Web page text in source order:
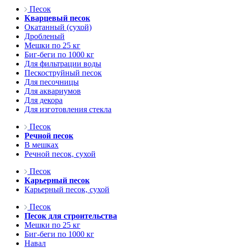
Песок
Кварцевый песок
Окатанный (сухой)
Дробленый
Мешки по 25 кг
Биг-беги по 1000 кг
Для фильтрации воды
Пескоструйный песок
Для песочницы
Для аквариумов
Для декора
Для изготовления стекла
Песок
Речной песок
В мешках
Речной песок, сухой
Песок
Карьерный песок
Карьерный песок, сухой
Песок
Песок для строительства
Мешки по 25 кг
Биг-беги по 1000 кг
Навал